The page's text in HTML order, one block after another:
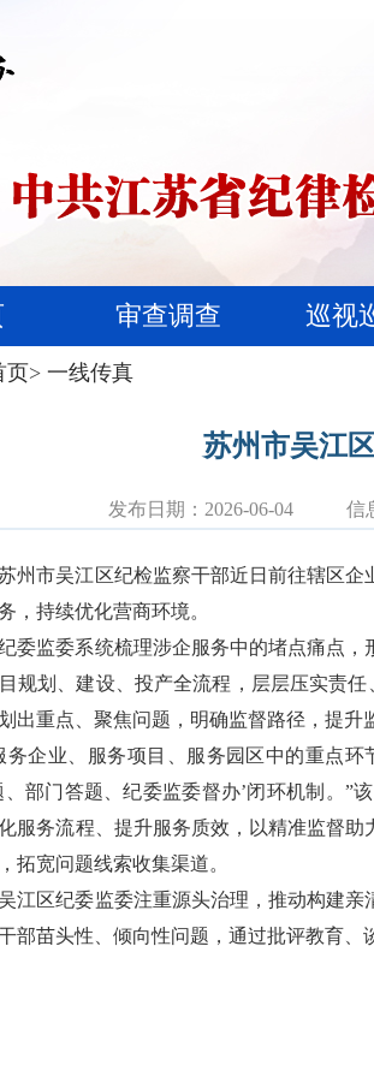
审查调查 巡视
页> 一线传真
苏州市吴江
发布日期：2026-06-04 信
州市吴江区纪检监察干部近日前往辖区
，持续优化营商环境。
委监委系统梳理涉企服务中的堵点痛点
规划、建设、投产全流程，层层压实责
出重点、聚焦问题，明确监督路径，提升
务企业、服务项目、服务园区中的重点
、部门答题、纪委监委督办’闭环机制。
服务流程、提升服务质效，以精准监督
拓宽问题线索收集渠道。
江区纪委监委注重源头治理，推动构建
部苗头性、倾向性问题，通过批评教育